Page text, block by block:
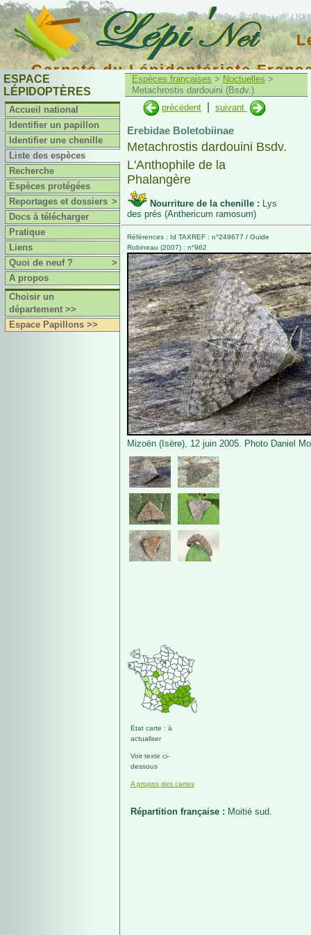
Carnets du Lépidoptériste
ESPACE
LÉPIDOPTÈRES
Accueil national
Identifier un papillon
Identifier une chenille
Liste des espèces
Recherche
Espèces protégées
Reportages et dossiers >
Docs à télécharger
Pratique
Liens
Quoi de neuf ?
>
A propos
Choisir un
département >>
Espace Papillons >>
Espèces françaises > Noctuelles >
Metachrostis dardouini (Bsdv.)
précédent
suivant
Erebidae Boletobiinae
Metachrostis dardouini Bsdv.
L'Anthophile de la
Phalangère
Nourriture de la chenille : Lys
des prés (Anthericum ramosum)
Références : Id TAXREF : n°249677 / Guide
Robineau (2007) : n°962
Mizoën (Isère), 12 juin 2005. Photo Daniel
Etat carte : à
actualiser
Voir texte ci-
dessous
A propos des cartes
Répartition française : Moitié sud.